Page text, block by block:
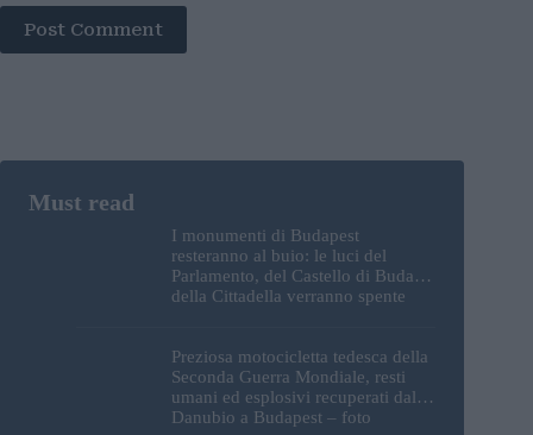
Post Comment
I monumenti di Budapest
resteranno al buio: le luci del
Parlamento, del Castello di Buda e
della Cittadella verranno spente
Preziosa motocicletta tedesca della
Seconda Guerra Mondiale, resti
umani ed esplosivi recuperati dal
Danubio a Budapest – foto